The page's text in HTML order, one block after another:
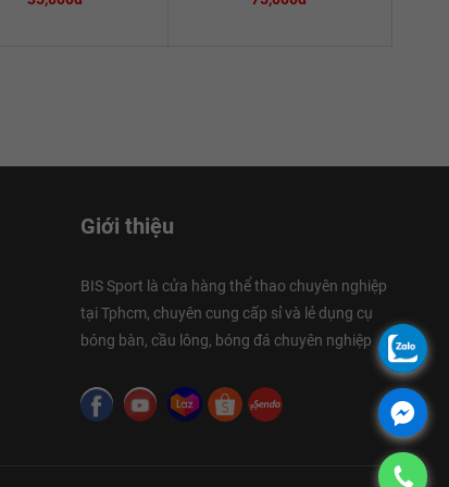
Giới thiệu
BIS Sport là cửa hàng thể thao chuyên nghiệp
tại Tphcm, chuyên cung cấp sỉ và lẻ dụng cụ
bóng bàn, cầu lông, bóng đá chuyên nghiệp